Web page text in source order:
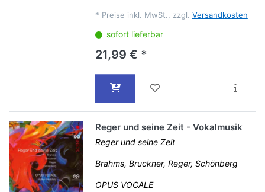
* Preise inkl. MwSt., zzgl. Versandkosten
sofort lieferbar
21,99 € *
Reger und seine Zeit - Vokalmusik
Reger und seine Zeit
Brahms, Bruckner, Reger, Schönberg
OPUS VOCALE